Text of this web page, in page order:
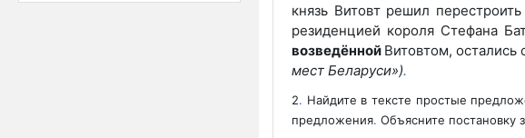
князь Витовт решил
резиденцией короля Стефана
возведённой Витовтом, остались
мест Беларуси»).
2. Найдите в тексте простые
предложения. Объясните постановку